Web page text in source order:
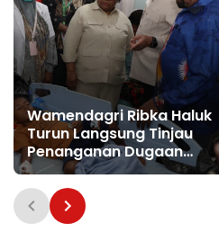
Wamendagri Ribka Haluk
Turun Langsung Tinjau
Penanganan Dugaan
Keracunan MBG di
Kabupaten Jayapura